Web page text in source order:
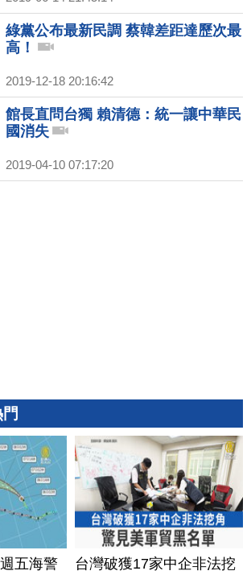
綠黨公布最新民調 蔡韓差距達歷次最
高！
2019-12-18 20:16:42
館長直問台獨 賴清德：統一讓中華民
國消失
2019-04-10 07:17:20
五海警
台灣破獲17家中企非法挖